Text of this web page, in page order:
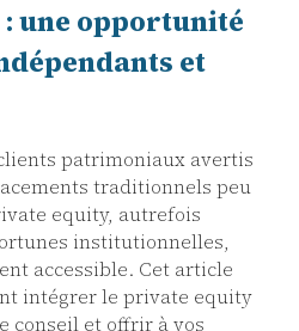
une opportunité
et
patrimoniaux avertis
traditionnels peu
equity, autrefois
institutionnelles,
accessible. Cet article
intégrer le private equity
conseil et offrir à vos